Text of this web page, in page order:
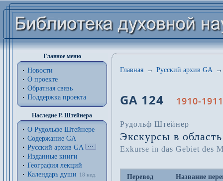
Главное меню
Новости
О проекте
Обратная связь
Поддержка проекта
Наследие Р. Штейнера
О Рудольфе Штейнере
Содержание GA
Русский архив GA
Изданные книги
География лекций
Календарь души
18 нед.
Главная → Русский архив GA →
GA 124 1910-
Рудольф Штейнер
Экскурсы в
Exkurse in das Gebiet des
Перевод
Название